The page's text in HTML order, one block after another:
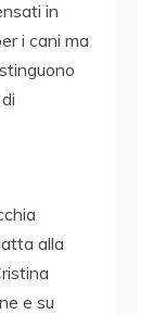
in
i cani ma
alla
e su